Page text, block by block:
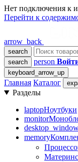
Нет подключения к
Перейти к
arrow_back
search
search
person
keyboard_arrow_up
Главная Каталог
Разделы
laptopНоутбуки
monitor
memory